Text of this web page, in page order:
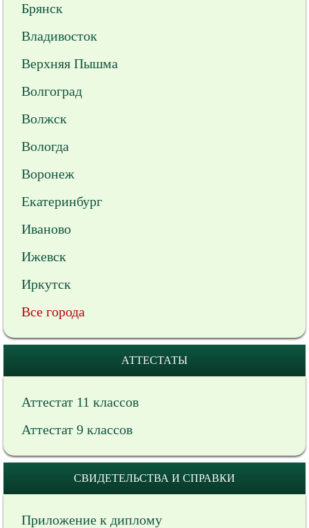
Брянск
Владивосток
Верхняя Пышма
Волгоград
Волжск
Вологда
Воронеж
Екатеринбург
Иваново
Ижевск
Иркутск
Все города
АТТЕСТАТЫ
Аттестат 11 классов
Аттестат 9 классов
СВИДЕТЕЛЬСТВА И СПРАВКИ
Приложение к диплому